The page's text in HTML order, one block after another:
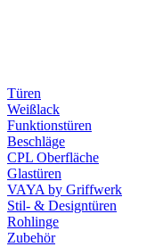
Türen
Weißlack
Funktionstüren
Beschläge
CPL Oberfläche
Glastüren
VAYA by Griffwerk
Stil- & Designtüren
Rohlinge
Zubehör